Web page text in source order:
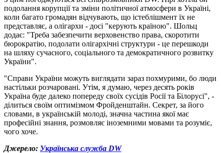
подолання корупції та зміни політичної атмосфери в Україні,
коли багато громадян відчувають, що істеблішмент їх не
представляє, а олігархи - досі "керують країною". Шольц
додає: "Треба забезпечити верховенство права, скоротити
бюрократію, подолати олігархічні структури - це перешкоди
на шляху сучасного, соціального та демократичного розвитку
України".
"Справи України можуть виглядати зараз похмурими, бо люди
настільки розчаровані. Утім, я думаю, через десять років
Україна буде далеко попереду своїх сусідів Росії та Білорусі", -
ділиться своїм оптимізмом Фройденштайн. Секрет, за його
словами, в українській молоді, значна частина якої має
професійні знання, розмовляє іноземними мовами та розуміє,
чого хоче.
Джерело: Українська служба DW